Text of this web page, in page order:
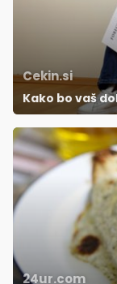
Cekin.si
Kako bo vaš
24ur.com